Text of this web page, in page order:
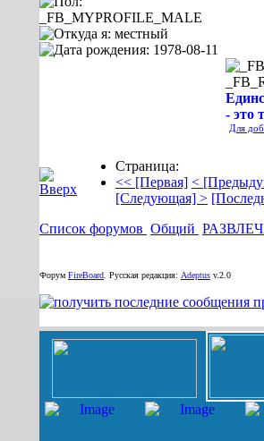
- это
Для
Страница:
<< [Первая] <
[Следующая] >
Список форумов Общий
Форум FireBoard Русская редакция: Adeptus v.2.0